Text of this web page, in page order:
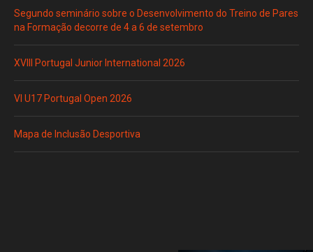
Segundo seminário sobre o Desenvolvimento do Treino de Pares
na Formação decorre de 4 a 6 de setembro
XVIII Portugal Junior International 2026
VI U17 Portugal Open 2026
Mapa de Inclusão Desportiva